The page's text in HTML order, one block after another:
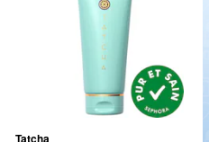
Tatcha